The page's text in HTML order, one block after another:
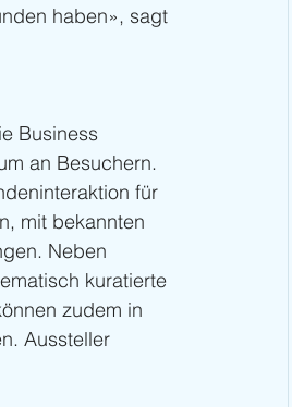
haben», sagt
Business
an Besuchern.
für
mit bekannten
Neben
kuratierte
zudem in
Aussteller